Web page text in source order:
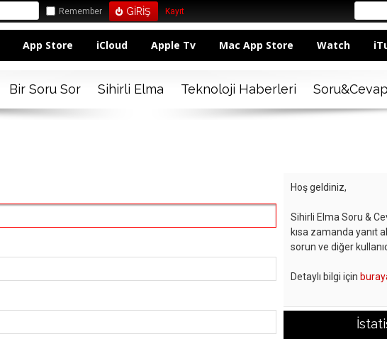
Remember Kayıt
App Store iCloud Apple Tv Mac App Store Watch
Bir Soru Sor Sihirli Elma Teknoloji Haberleri
Hoş geldiniz,
Sihirli Elma Soru &
kısa zamanda yanıt
sorun ve diğer
Detaylı bilgi için